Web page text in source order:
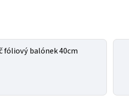
fóliový balónek 40cm